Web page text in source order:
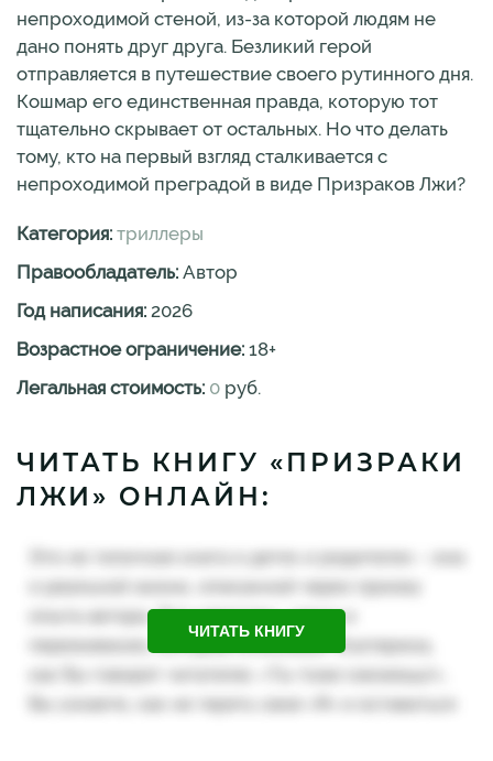
непроходимой стеной, из-за которой людям не
дано понять друг друга. Безликий герой
отправляется в путешествие своего рутинного дня.
Кошмар его единственная правда, которую тот
тщательно скрывает от остальных. Но что делать
тому, кто на первый взгляд сталкивается с
непроходимой преградой в виде Призраков Лжи?
Категория: триллеры
Правообладатель: Автор
Год написания: 2026
Возрастное ограничение: 18+
Легальная стоимость: 0 руб.
ЧИТАТЬ КНИГУ «ПРИЗРАКИ
ЛЖИ» ОНЛАЙН:
ЧИТАТЬ КНИГУ